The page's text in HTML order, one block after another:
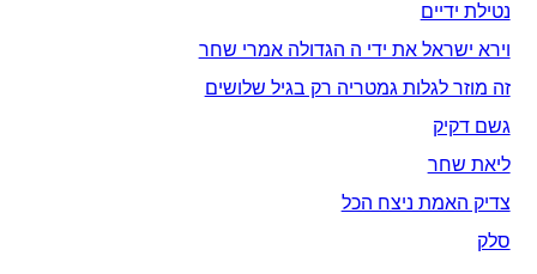
נטילת ידיים
וירא ישראל את ידי ה הגדולה אמרי שחר
זה מוזר לגלות גמטריה רק בגיל שלושים
גשם דקיק
ליאת שחר
צדיק האמת ניצח הכל
סלק